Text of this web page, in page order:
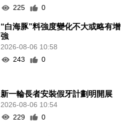
225
0
“白海豚”料強度變化不大或略有增
強
2026-08-06 10:58
243
0
新一輪長者安裝假牙計劃明開展
2026-08-06 10:54
229
0